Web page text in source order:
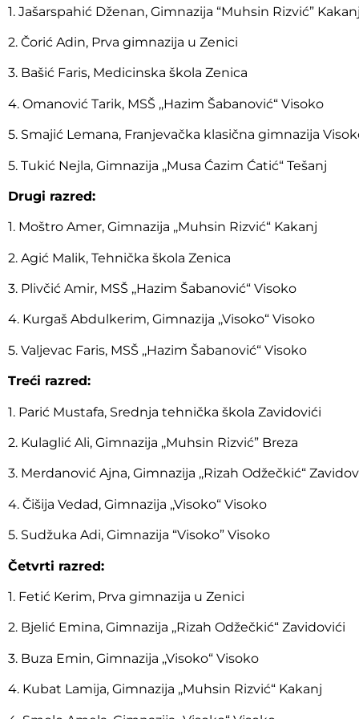
1. Jašarspahić Dženan, Gimnazija “Muhsin Rizvić”
2. Čorić Adin, Prva gimnazija u Zenici
3. Bašić Faris, Medicinska škola Zenica
4. Omanović Tarik, MSŠ ,,Hazim Šabanović“ Visoko
5. Smajić Lemana, Franjevačka klasična gimnazija
5. Tukić Nejla, Gimnazija ,,Musa Ćazim Ćatić“ Tešanj
Drugi razred:
1. Moštro Amer, Gimnazija ,,Muhsin Rizvić“ Kakanj
2. Agić Malik, Tehnička škola Zenica
3. Plivčić Amir, MSŠ ,,Hazim Šabanović“ Visoko
4. Kurgaš Abdulkerim, Gimnazija ,,Visoko“ Visoko
5. Valjevac Faris, MSŠ ,,Hazim Šabanović“ Visoko
Treći razred:
1. Parić Mustafa, Srednja tehnička škola Zavidovići
2. Kulaglić Ali, Gimnazija ,,Muhsin Rizvić” Breza
3. Merdanović Ajna, Gimnazija ,,Rizah Odžečkić“
4. Čišija Vedad, Gimnazija ,,Visoko“ Visoko
5. Sudžuka Adi, Gimnazija “Visoko” Visoko
Četvrti razred:
1. Fetić Kerim, Prva gimnazija u Zenici
2. Bjelić Emina, Gimnazija ,,Rizah Odžečkić“ Zavidovići
3. Buza Emin, Gimnazija ,,Visoko“ Visoko
4. Kubat Lamija, Gimnazija ,,Muhsin Rizvić“ Kakanj